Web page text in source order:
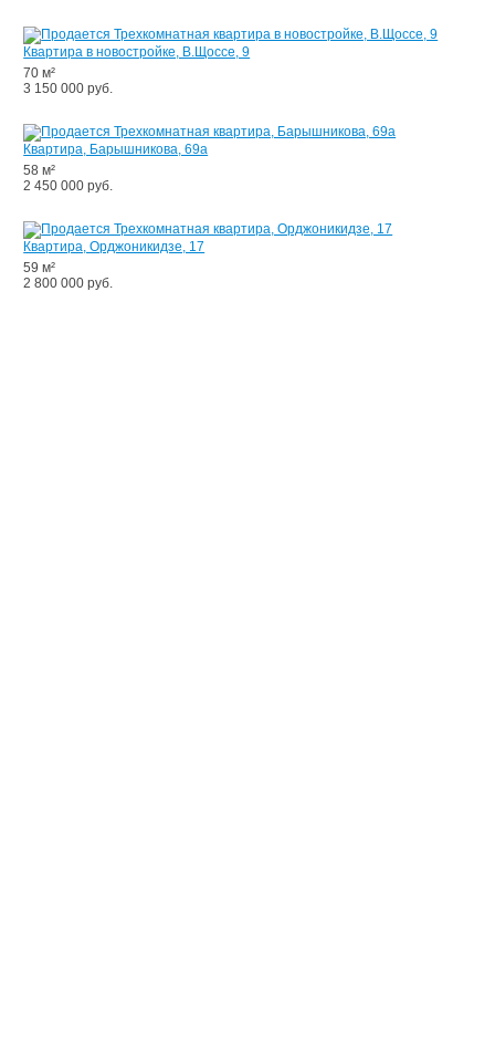
Квартира в новостройке, В.Щоссе, 9
70 м²
3 150 000 руб.
Квартира, Барышникова, 69а
58 м²
2 450 000 руб.
Квартира, Орджоникидзе, 17
59 м²
2 800 000 руб.